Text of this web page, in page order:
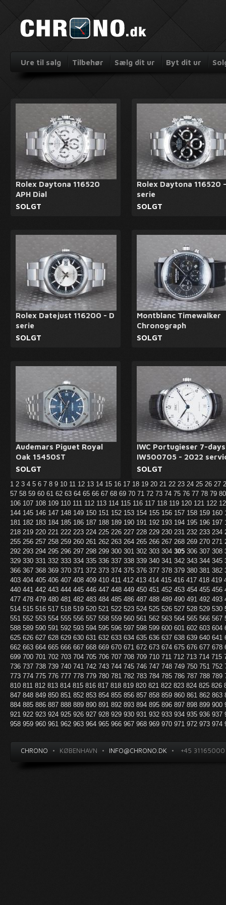
Ure til salg Tilbehør Sælg dit ur Byt dit ur
Rolex Daytona 116520
APH Dial
SOLGT
Rolex Daytona 116520
serie
SOLGT
Rolex Datejust 116200 - D
serie
SOLGT
Montblanc Timewalker
Chronograph
SOLGT
Audemars Piguet Royal
Oak 15450ST
SOLGT
IWC Portugieser 7-days
IW500705 - 2022
SOLGT
1 2 3 4 5 6 7 8 9 10 11 12 13 14 15 16 17 18 19 20 21 22 23 24 25 26 27
57 58 59 60 61 62 63 64 65 66 67 68 69 70 71 72 73 74 75 76 77 78 79
106 107 108 109 110 111 112 113 114 115 116 117 118 119 120 121 122
144 145 146 147 148 149 150 151 152 153 154 155 156 157 158 159 160
181 182 183 184 185 186 187 188 189 190 191 192 193 194 195 196 197
218 219 220 221 222 223 224 225 226 227 228 229 230 231 232 233 234
255 256 257 258 259 260 261 262 263 264 265 266 267 268 269 270 271
292 293 294 295 296 297 298 299 300 301 302 303 304 305 306 307 308
329 330 331 332 333 334 335 336 337 338 339 340 341 342 343 344 345
366 367 368 369 370 371 372 373 374 375 376 377 378 379 380 381 382
403 404 405 406 407 408 409 410 411 412 413 414 415 416 417 418 419
440 441 442 443 444 445 446 447 448 449 450 451 452 453 454 455 456
477 478 479 480 481 482 483 484 485 486 487 488 489 490 491 492 493
514 515 516 517 518 519 520 521 522 523 524 525 526 527 528 529 530
551 552 553 554 555 556 557 558 559 560 561 562 563 564 565 566 567
588 589 590 591 592 593 594 595 596 597 598 599 600 601 602 603 604
625 626 627 628 629 630 631 632 633 634 635 636 637 638 639 640 641
662 663 664 665 666 667 668 669 670 671 672 673 674 675 676 677 678
699 700 701 702 703 704 705 706 707 708 709 710 711 712 713 714 715
736 737 738 739 740 741 742 743 744 745 746 747 748 749 750 751 752
773 774 775 776 777 778 779 780 781 782 783 784 785 786 787 788 789
810 811 812 813 814 815 816 817 818 819 820 821 822 823 824 825 826
847 848 849 850 851 852 853 854 855 856 857 858 859 860 861 862 863
884 885 886 887 888 889 890 891 892 893 894 895 896 897 898 899 900
921 922 923 924 925 926 927 928 929 930 931 932 933 934 935 936 937
958 959 960 961 962 963 964 965 966 967 968 969 970 971 972 973 974
CHRONO • KØBENHAVN • INFO@CHRONO.DK • +45 31165000